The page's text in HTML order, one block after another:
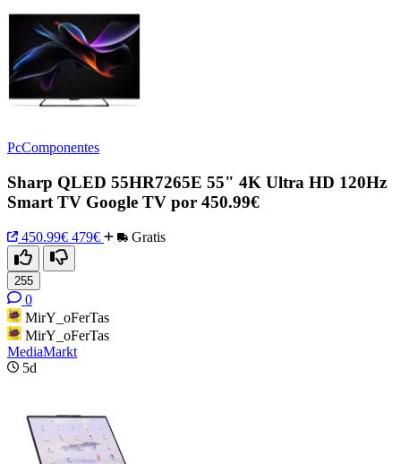
PcComponentes
Sharp QLED 55HR7265E 55" 4K Ultra HD 120Hz
Smart TV Google TV por 450.99€
450.99€ 479€ Gratis
255
0
MirY_oFerTas
MirY_oFerTas
MediaMarkt
5d